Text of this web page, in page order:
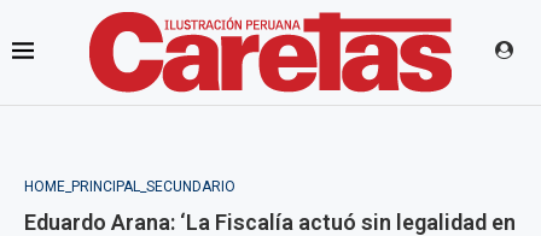
HOME_PRINCIPAL_SECUNDARIO
Eduardo Arana: ‘La Fiscalía actuó sin legalidad en